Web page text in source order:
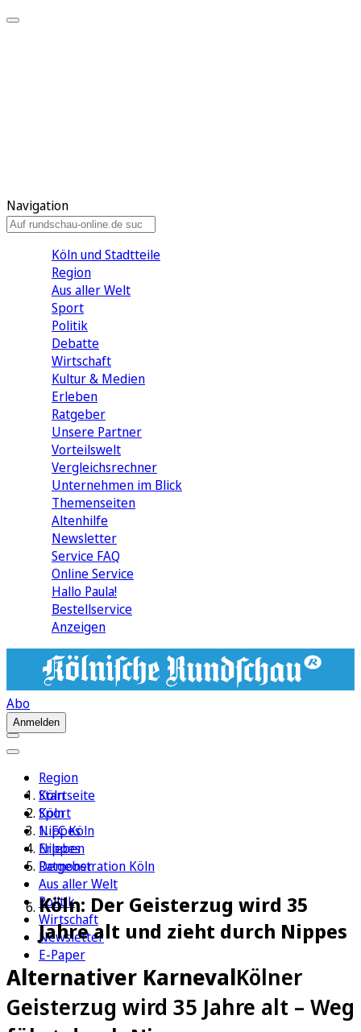
Navigation
Köln und Stadtteile
Region
Aus aller Welt
Sport
Politik
Debatte
Wirtschaft
Kultur & Medien
Erleben
Ratgeber
Unsere Partner
Vorteilswelt
Vergleichsrechner
Unternehmen im Blick
Themenseiten
Altenhilfe
Newsletter
Service FAQ
Online Service
Hallo Paula!
Bestellservice
Anzeigen
Abo
Anmelden
Region
Köln
Sport
1. FC Köln
Erleben
Ratgeber
Aus aller Welt
Politik
Wirtschaft
Newsletter
E-Paper
Startseite
Köln
Nippes
Nippes
Demonstration Köln
Köln: Der Geisterzug wird 35
Jahre alt und zieht durch Nippes
Alternativer KarnevalKölner
Geisterzug wird 35 Jahre alt – Weg